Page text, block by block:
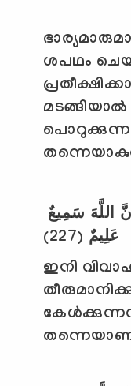
ശപഥം
اللَّهَ سَمِيعٌ
عَلِيمٌ (227)
ഇനി